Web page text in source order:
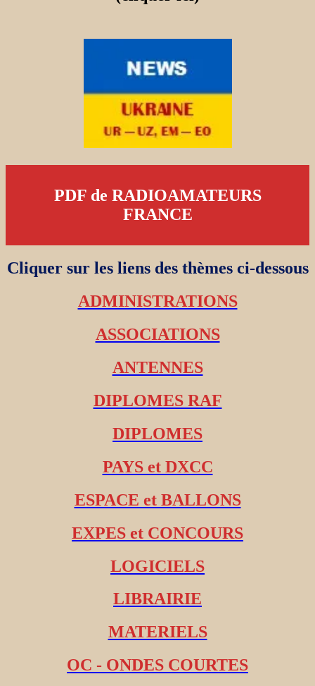
PDF de RADIOAMATEURS
FRANCE
Cliquer sur les liens des thèmes ci-dessous
ADMINISTRATIONS
ASSOCIATIONS
ANTENNES
DIPLOMES RAF
DIPLOMES
PAYS et DXCC
ESPACE et BALLONS
EXPES et CONCOURS
LOGICIELS
LIBRAIRIE
MATERIELS
OC - ONDES COURTES